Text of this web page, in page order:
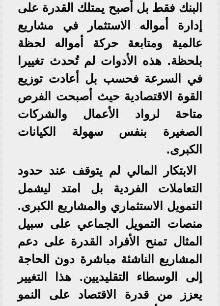
البنك فقط بل أصبح يمتلك القدرة على
إدارة أمواله الاستثمار في مشاريع
عالمية ومتابعة حركة أمواله لحظة
بلحظة. هذه الأدوات لم تُحدث تغييرا
في السرعة فحسب بل أعادت توزيع
القوة الاقتصادية حيث أصبحت الفرص
متاحة لرواد الأعمال والشركات
الصغيرة بنفس سهولة الكيانات
الكبرى.
الابتكار المالي لم يتوقف عند حدود
التعاملات الفردية بل امتد ليشمل
التمويل الاستثماري والمشاريع الكبرى.
منصات التمويل الجماعي على سبيل
المثال تمنح الأفراد القدرة على دعم
المشاريع الناشئة مباشرة دون الحاجة
إلى الوسطاء التقليديين. هذا التغيير
يعزز من قدرة الاقتصاد على النمو